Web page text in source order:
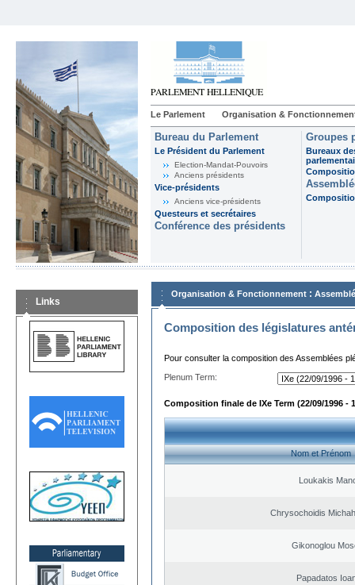
Le Parlement Organisation &
Bureau du Parlement
Le Président du Parlement
Election-Mandat-Pouvoirs
Anciens présidents
Vice-présidents
Anciens vice-présidents
Questeurs et secrétaires
Conférence des présidents
Groupes
Bureaux
Links
Organisation & Fonctionnement :
Composition des législatures
Pour consulter la composition des Assemblées
Plenum Term:
Composition finale de IXe Term (22/09/1996 -
Nom et Prénom
Loukakis
Chrysochoidis
Gikonoglou
Papadatos